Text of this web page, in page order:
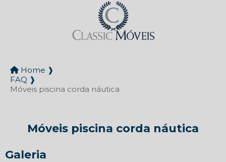
Home ❱
FAQ ❱
Móveis piscina corda náutica
Móveis piscina corda náutica
Galeria